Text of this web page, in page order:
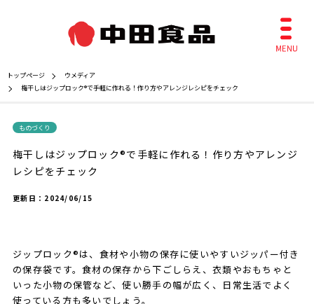
トップページ
ウメディア
梅干しはジップロック®で手軽に作れる！作り方やアレンジレシピをチェック
ものづくり
梅干しはジップロック®で手軽に作れる！作り方やアレンジ
レシピをチェック
更新日： 2024/06/15
ジップロック®は、食材や小物の保存に使いやすいジッパー付き
の保存袋です。食材の保存から下ごしらえ、衣類やおもちゃと
いった小物の保管など、使い勝手の幅が広く、日常生活でよく
使っている方も多いでしょう。